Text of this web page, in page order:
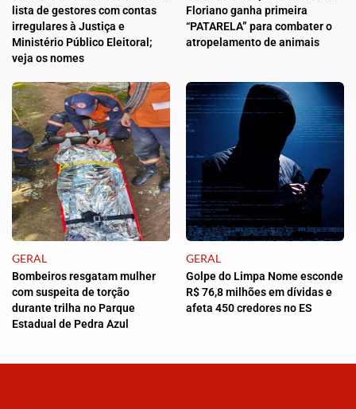
lista de gestores com contas
irregulares à Justiça e
Ministério Público Eleitoral;
veja os nomes
Floriano ganha primeira
“PATARELA” para combater o
atropelamento de animais
GERAL
Bombeiros resgatam mulher
com suspeita de torção
durante trilha no Parque
Estadual de Pedra Azul
GERAL
Golpe do Limpa Nome esconde
R$ 76,8 milhões em dívidas e
afeta 450 credores no ES